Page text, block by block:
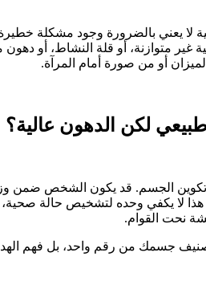
لا يعني بالضرورة وجود مشكلة
غير متوازنة، أو قلة النشاط، أو
أو من صورة أمام المرآة.
لكن الدهون عالية؟
تكوين الجسم. قد يكون الشخص ضمن
لا يكفي وحده لتشخيص حالة
نحت القوام.
جسمك من رقم واحد، بل فهم الهدف